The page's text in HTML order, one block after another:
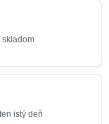
skladom
istý deň